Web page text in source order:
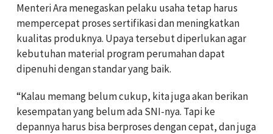
Menteri Ara menegaskan pelaku usaha tetap harus
mempercepat proses sertifikasi dan meningkatkan
kualitas produknya. Upaya tersebut diperlukan agar
kebutuhan material program perumahan dapat
dipenuhi dengan standar yang baik.
“Kalau memang belum cukup, kita juga akan berikan
kesempatan yang belum ada SNI-nya. Tapi ke
depannya harus bisa berproses dengan cepat, dan juga